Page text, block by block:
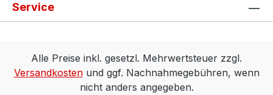
Service
Alle Preise inkl. gesetzl. Mehrwertsteuer zzgl.
Versandkostenund ggf. Nachnahmegebühren, wenn
nicht anders angegeben.